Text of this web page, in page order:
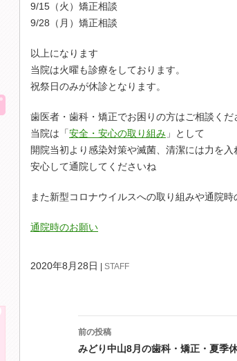
9/15（火）矯正相談
9/28（月）矯正相談
以上になります
当院は火曜も診療をしております。
祝祭日のみが休診となります。
歯医者・歯科・矯正でお困りの方はご相談くだ
当院は「安全・安心の取り組み 」として
開院当初より感染対策や滅菌、清潔には力を
安心して通院してくださいね
また新型コロナウイルスへの取り組みや通院
通院時のお願い
2020年8月28日 STAFF
稿
ナ
前の投稿
みどり中山8月の歯科・矯正・夏季
このような症状にお困りの方へ
歯が痛い・しみる